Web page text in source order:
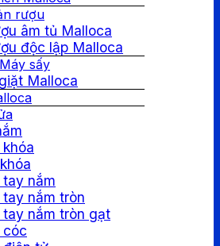
rượu
âm tủ Malloca
độc lập Malloca
sấy
Malloca
tay nắm
tay nắm tròn
tay nắm tròn gạt
cóc